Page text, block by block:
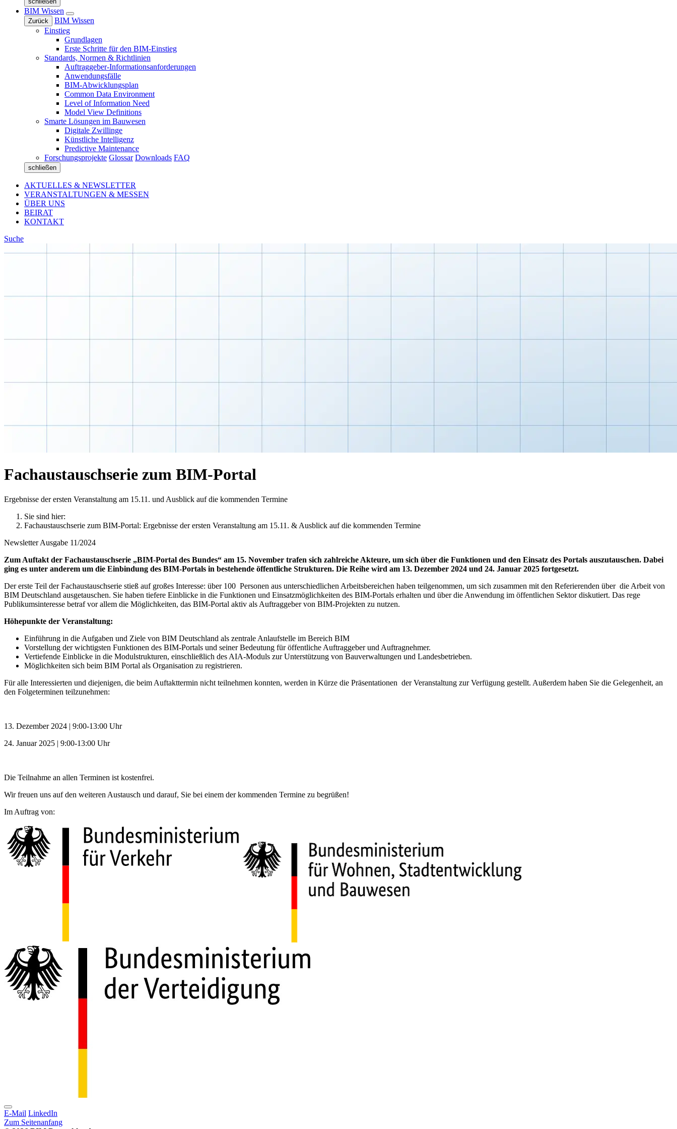
BIM Wissen
Zurück
BIM Wissen
Einstieg
Grundlagen
Erste Schritte für den BIM-Einstieg
Standards, Normen & Richtlinien
Auftraggeber-Informationsanforderungen
Anwendungsfälle
BIM-Abwicklungsplan
Common Data Environment
Level of Information Need
Model View Definitions
Smarte Lösungen im Bauwesen
Digitale Zwillinge
Künstliche Intelligenz
Predictive Maintenance
Forschungsprojekte Glossar Downloads FAQ
schließen
AKTUELLES & NEWSLETTER
VERANSTALTUNGEN & MESSEN
ÜBER UNS
BEIRAT
KONTAKT
Suche
Fachaustauschserie zum BIM-Portal
Ergebnisse der ersten Veranstaltung am 15.11. und Ausblick auf die kommenden Termine
Sie sind hier:
Fachaustauschserie zum BIM-Portal: Ergebnisse der ersten Veranstaltung am 15.11. & Ausblick auf die kommenden Termine
Newsletter Ausgabe 11/2024
Zum Auftakt der Fachaustauschserie „BIM-Portal des Bundes“ am 15. November trafen sich zahlreiche Akteure, um sich über die Funktionen und den Einsatz des Portals auszutauschen. Dabei
ging es unter anderem um die Einbindung des BIM-Portals in bestehende öffentliche Strukturen. Die Reihe wird am 13. Dezember 2024 und 24. Januar 2025 fortgesetzt.
Der erste Teil der Fachaustauschserie stieß auf großes Interesse: über 100 Personen aus unterschiedlichen Arbeitsbereichen haben teilgenommen, um sich zusammen mit den Referierenden über die Arbeit von
BIM Deutschland ausgetauschen. Sie haben tiefere Einblicke in die Funktionen und Einsatzmöglichkeiten des BIM-Portals erhalten und über die Anwendung im öffentlichen Sektor diskutiert. Das rege
Publikumsinteresse betraf vor allem die Möglichkeiten, das BIM-Portal aktiv als Auftraggeber von BIM-Projekten zu nutzen.
Höhepunkte der Veranstaltung:
Einführung in die Aufgaben und Ziele von BIM Deutschland als zentrale Anlaufstelle im Bereich BIM
Vorstellung der wichtigsten Funktionen des BIM-Portals und seiner Bedeutung für öffentliche Auftraggeber und Auftragnehmer.
Vertiefende Einblicke in die Modulstrukturen, einschließlich des AIA-Moduls zur Unterstützung von Bauverwaltungen und Landesbetrieben.
Möglichkeiten sich beim BIM Portal als Organisation zu registrieren.
Für alle Interessierten und diejenigen, die beim Auftakttermin nicht teilnehmen konnten, werden in Kürze die Präsentationen der Veranstaltung zur Verfügung gestellt. Außerdem haben Sie die Gelegenheit, an
den Folgeterminen teilzunehmen:
13. Dezember 2024 | 9:00-13:00 Uhr
24. Januar 2025 | 9:00-13:00 Uhr
Die Teilnahme an allen Terminen ist kostenfrei.
Wir freuen uns auf den weiteren Austausch und darauf, Sie bei einem der kommenden Termine zu begrüßen!
Im Auftrag von:
E-Mail LinkedIn
Zum Seitenanfang